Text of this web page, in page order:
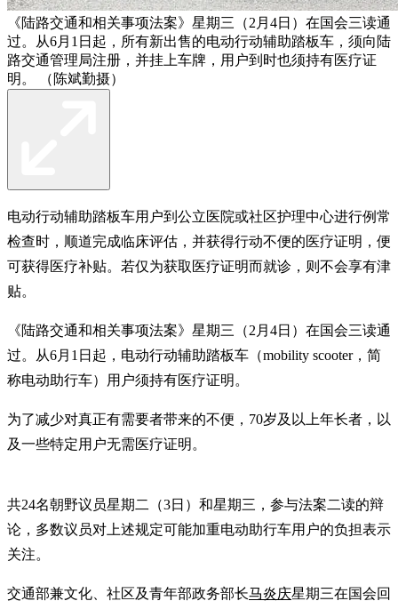
《陆路交通和相关事项法案》星期三（2月4日）在国会三读通
过。从6月1日起，所有新出售的电动行动辅助踏板车，须向陆
路交通管理局注册，并挂上车牌，用户到时也须持有医疗证
明。 （陈斌勤摄）
电动行动辅助踏板车用户到公立医院或社区护理中心进行例常
检查时，顺道完成临床评估，并获得行动不便的医疗证明，便
可获得医疗补贴。若仅为获取医疗证明而就诊，则不会享有津
贴。
《陆路交通和相关事项法案》星期三（2月4日）在国会三读通
过。从6月1日起，电动行动辅助踏板车（mobility scooter，简
称电动助行车）用户须持有医疗证明。
为了减少对真正有需要者带来的不便，70岁及以上年长者，以
及一些特定用户无需医疗证明。
共24名朝野议员星期二（3日）和星期三，参与法案二读的辩
论，多数议员对上述规定可能加重电动助行车用户的负担表示
关注。
交通部兼文化、社区及青年部政务部长马炎庆星期三在国会回